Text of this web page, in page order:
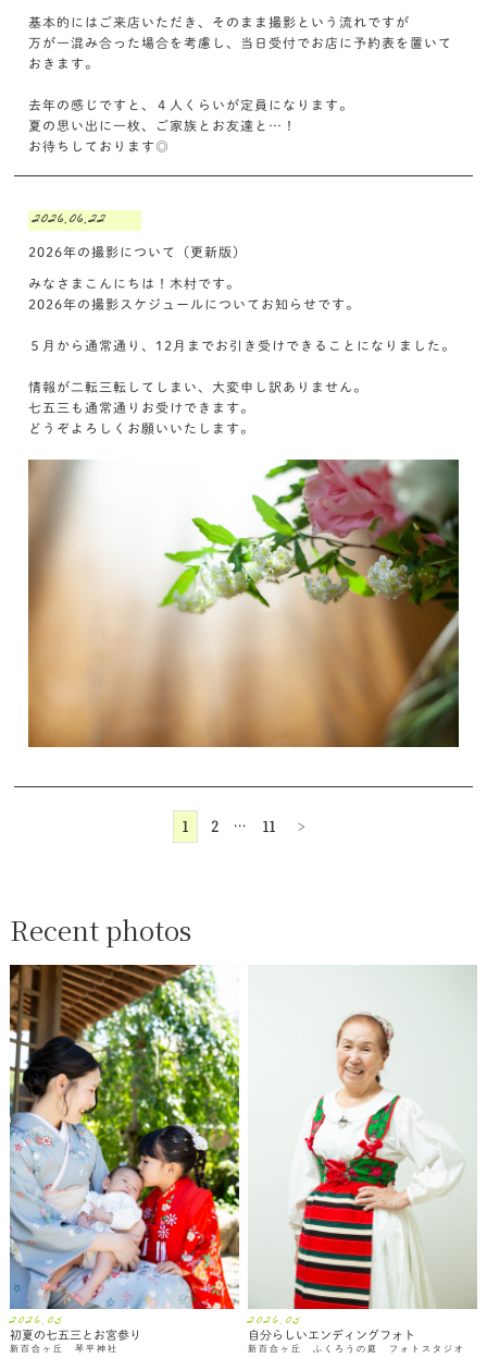
基本的にはご来店いただき、そのまま撮影という流れですが
万が一混み合った場合を考慮し、当日受付でお店に予約表を置いて
おきます。
去年の感じですと、４人くらいが定員になります。
夏の思い出に一枚、ご家族とお友達と…！
お待ちしております◎
2026.06.22
2026年の撮影について（更新版）
みなさまこんにちは！木村です。
2026年の撮影スケジュールについてお知らせです。
５月から通常通り、12月までお引き受けできることになりました。
情報が二転三転してしまい、大変申し訳ありません。
七五三も通常通りお受けできます。
どうぞよろしくお願いいたします。
1 2 … 11 >
Recent photos
2026.05
初夏の七五三とお宮参り
新百合ヶ丘 琴平神社
2026.05
自分らしいエンディングフォト
新百合ヶ丘 ふくろうの庭 フォトスタジオ